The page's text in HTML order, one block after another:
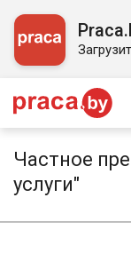
Частное
услуги"